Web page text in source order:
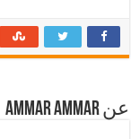
عن ammar ammar